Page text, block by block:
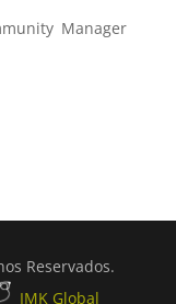
Manager
Reservados.
IMK Global